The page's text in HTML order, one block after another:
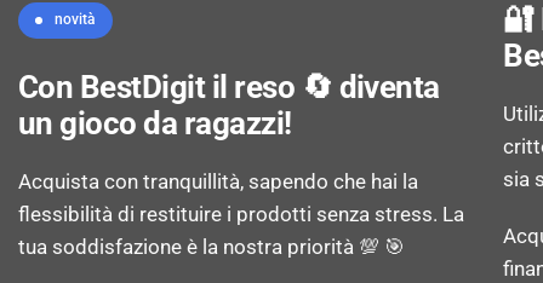
novità
Con BestDigit il reso 🔄 diventa
un gioco da ragazzi!
Acquista con tranquillità, sapendo che hai la
flessibilità di restituire i prodotti senza stress. La
tua soddisfazione è la nostra priorità 💯 🎯
🔐
sia